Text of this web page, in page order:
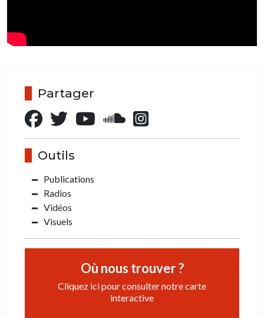
Partager
Outils
Publications
Radios
Vidéos
Visuels
Où nous trouver ?
Cliquez ici pour consulter notre carte
interactive